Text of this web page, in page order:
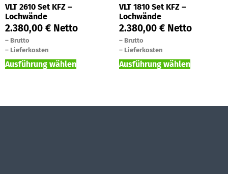
VLT 2610 Set KFZ –
Lochwände
2.380,00 € Netto
– Brutto
– Lieferkosten
Ausführung wählen
VLT 1810 Set KFZ –
Lochwände
2.380,00 € Netto
– Brutto
– Lieferkosten
Ausführung wählen